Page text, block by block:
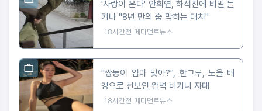
'사랑이 온다' 안희연, 하석진에 비밀 들
키나 "8년 만의 숨 막히는 대치"
18시간전 메디먼트뉴스
"쌍둥이 엄마 맞아?", 한그루, 노을 배
경으로 선보인 완벽 비키니 자태
18시간전 메디먼트뉴스